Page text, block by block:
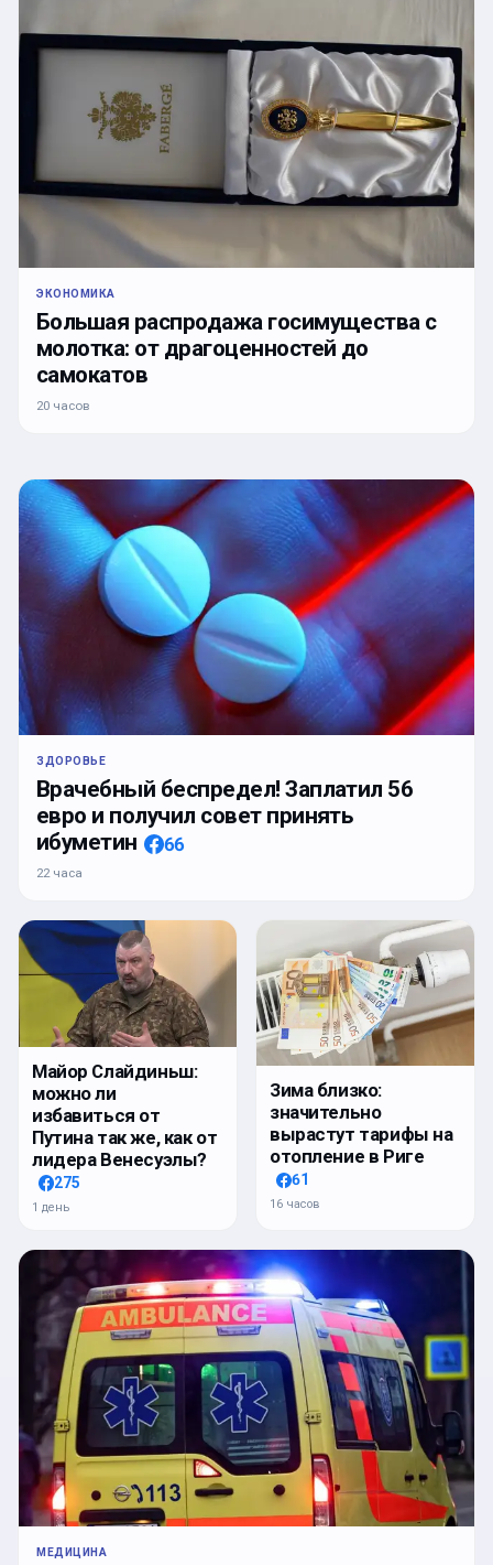
ЭКОНОМИКА
Большая распродажа госимущества с
молотка: от драгоценностей до
самокатов
20 часов
ЗДОРОВЬЕ
Врачебный беспредел! Заплатил 56
евро и получил совет принять
ибуметин
66
22 часа
Майор Слайдиньш:
можно ли
избавиться от
Путина так же, как от
лидера Венесуэлы?
275
1 день
Зима близко:
значительно
вырастут тарифы на
отопление в Риге
61
16 часов
МЕДИЦИНА